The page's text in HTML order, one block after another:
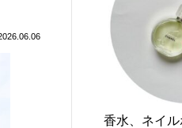
香水、ネイ